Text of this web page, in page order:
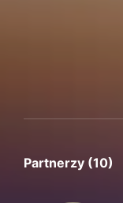
Partnerzy (10)